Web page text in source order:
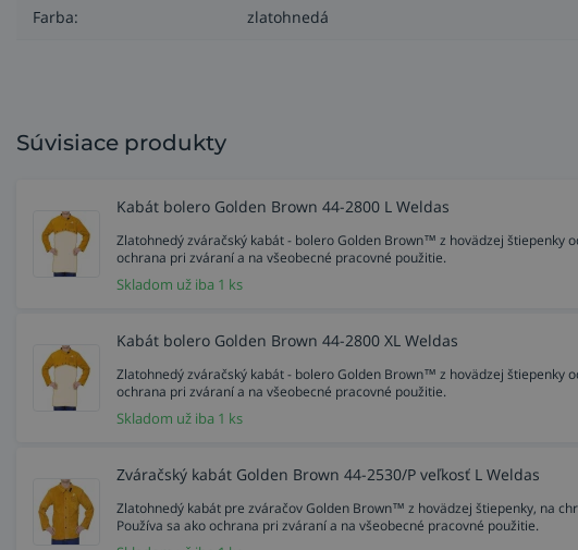
Farba: zlatohnedá
Súvisiace produkty
Kabát bolero Golden Brown 44-2800 L Weldas
Zlatohnedý zváračský kabát - bolero Golden Brown™ z hovädzej štiepenky
ochrana pri zváraní a na všeobecné pracovné použitie.
Skladom už iba 1 ks
Kabát bolero Golden Brown 44-2800 XL Weldas
Zlatohnedý zváračský kabát - bolero Golden Brown™ z hovädzej štiepenky
ochrana pri zváraní a na všeobecné pracovné použitie.
Skladom už iba 1 ks
Zváračský kabát Golden Brown 44-2530/P veľkosť L Weldas
Zlatohnedý kabát pre zváračov Golden Brown™ z hovädzej štiepenky, na
Používa sa ako ochrana pri zváraní a na všeobecné pracovné použitie.